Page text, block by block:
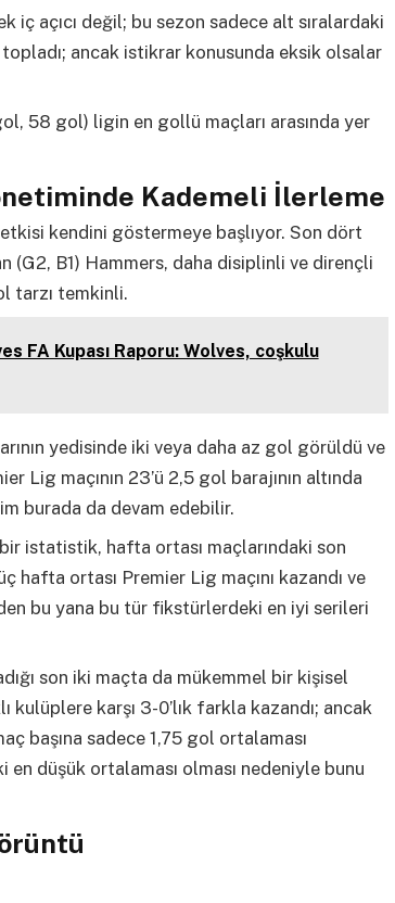
iç açıcı değil; bu sezon sadece alt sıralardaki
ancak istikrar konusunda eksik olsalar
58 gol) ligin en gollü maçları arasında yer
Kademeli İlerleme
etkisi kendini göstermeye başlıyor. Son dört
(G2, B1) Hammers, daha disiplinli ve dirençli
tarzı temkinli.
FA Kupası Raporu: Wolves, coşkulu
yedisinde iki veya daha az gol görüldü ve
Lig maçının 23’ü 2,5 gol barajının altında
burada da devam edebilir.
istatistik, hafta ortası maçlarındaki son
hafta ortası Premier Lig maçını kazandı ve
bu yana bu tür fikstürlerdeki en iyi serileri
son iki maçta da mükemmel bir kişisel
kulüplere karşı 3-0’lık farkla kazandı; ancak
başına sadece 1,75 gol ortalaması
düşük ortalaması olması nedeniyle bunu